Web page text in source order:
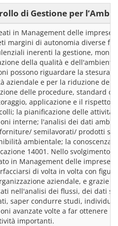
di Gestione per
in Management delle imprese
margini di autonomia diverse
inerenti la gestione,
della qualità e
possono riguardare la stesura
aziendale e per la riduzione
delle procedure, standard di
applicazione e il rispetto
la pianificazione delle attività
interne; l'analisi dei dati
semilavorati/ prodotti
ambientale; la conoscenza
14001. Nello svolgimento
in Management delle imprese
di volta in volta con
aziendale, e grazie
nell'analisi dei flussi, dei dati
saper condurre studi,
avanzate volte a far ottenere
importanti.